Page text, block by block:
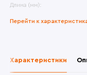
Длина (мм):
Перейти к
Характеристики